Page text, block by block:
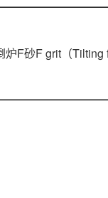
炉F砂F grit（Tilting